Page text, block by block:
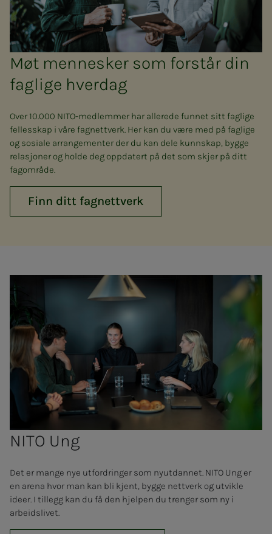
Møt mennesker som forstår din
faglige hverdag
Over 10.000 NITO-medlemmer har allerede funnet sitt faglige
fellesskap i våre fagnettverk. Her kan du være med på faglige
og sosiale arrangementer der du kan dele kunnskap, bygge
relasjoner og holde deg oppdatert på det som skjer på ditt
fagområde.
Finn ditt fagnettverk
NITO Ung
Det er mange nye utfordringer som nyutdannet. NITO Ung er
en arena hvor man kan bli kjent, bygge nettverk og utvikle
ideer. I tillegg kan du få den hjelpen du trenger som ny i
arbeidslivet.